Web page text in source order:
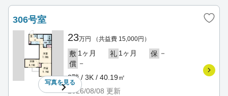
306号室
写真を見る
23万円 （共益費 15,000円）
敷 1ヶ月 礼 1ヶ月 保 －
償 －
3階 / 3K / 40.19㎡
2026/08/08 更新